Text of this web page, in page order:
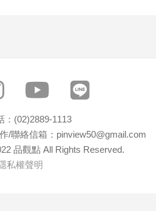
：(02)2889-1113
/聯絡信箱：pinview50@gmail.com
品觀點 All Rights Reserved.
私權聲明